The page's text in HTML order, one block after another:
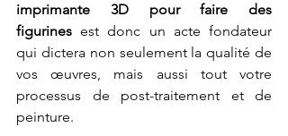
imprimante 3D pour faire des
figurines est donc un acte fondateur
qui dictera non seulement la qualité de
vos œuvres, mais aussi tout votre
processus de post-traitement et de
peinture.